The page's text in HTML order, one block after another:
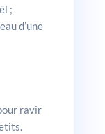
;
d’une
ravir